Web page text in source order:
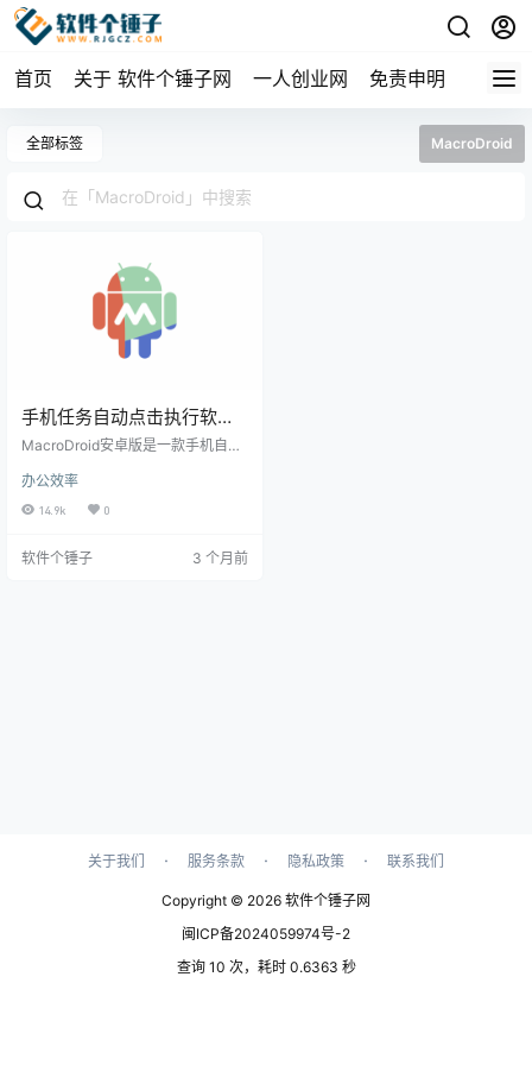
首页 关于 软件个锤子网 一人创业网 免责申明
全部标签 MacroDroid
手机任务自动点击执行软件
MacroDroid v5.63.11 | 软件
MacroDroid安卓版是一款手机自动
作，比如定时开关WiFi、连接蓝牙
后自动打开音乐、收到特定短信自
蓝牙？这些事手机能自己干 你是不
办公效率
14.9k 0
软件个锤子 3 个月前
关于我们 · 服务条款 · 隐私政策 · 联系我们
Copyright © 2026 软件个锤子网
闽ICP备2024059974号-2
查询 10 次，耗时 0.6363 秒